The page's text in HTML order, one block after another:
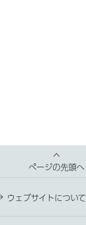
ページの先頭へ
ウェブサイトについて